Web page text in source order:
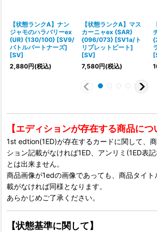
【状態ランクA】ナン
ジャモのハラバリーex
(UR) {130/100} [SV9/
バトルパートナーズ]
[SV]
2,880円(税込)
【状態ランクA】マス
カーニャex (SAR)
{096/073} [SV1a/ト
リプレットビート]
[SV]
7,580円(税込)
【エディションが存在する商品につ
1st edtion(1ED)が存在するカードに関して、
ション記載がなければ1ED、アンリミ(1ED表
とは出来ません。
商品画像が1edの画像であっても、商品タイ
載がなければ同様となります。
あらかじめご了承ください。
【状態基準に関して】